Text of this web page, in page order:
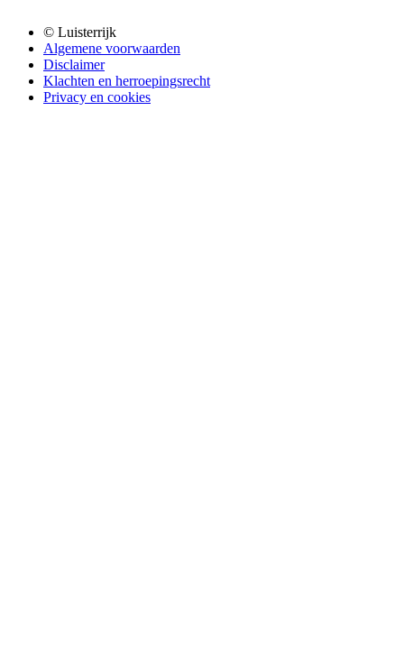
© Luisterrijk
Algemene voorwaarden
Disclaimer
Klachten en herroepingsrecht
Privacy en cookies